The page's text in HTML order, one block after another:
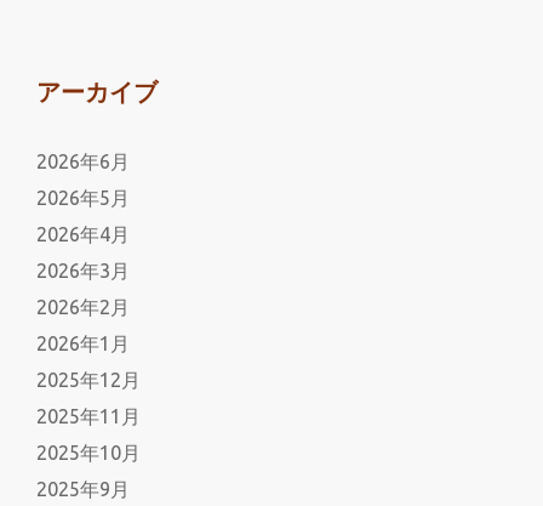
アーカイブ
2026年6月
2026年5月
2026年4月
2026年3月
2026年2月
2026年1月
2025年12月
2025年11月
2025年10月
2025年9月